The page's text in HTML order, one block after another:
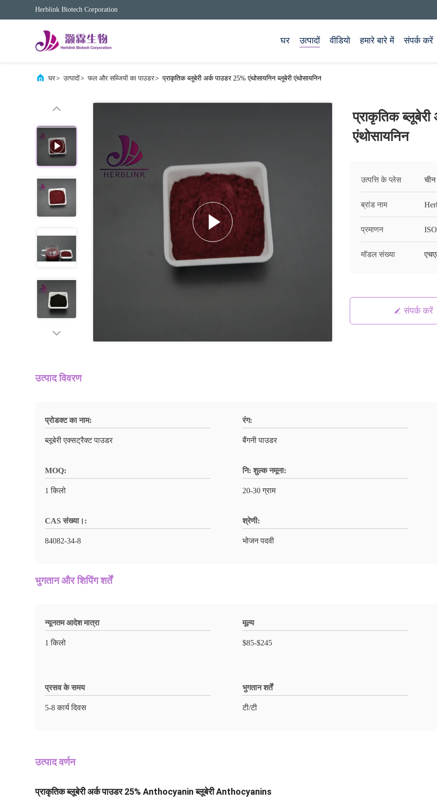
Herblink Biotech Corporation
घर उत्पादों वीडियो हमारे बारे में संपर्क करें
घर> उत्पादों> फल और सब्जियों का पाउडर> प्राकृतिक ब्लूबेरी अर्क पाउडर 25% एंथोसायनिन ब्लूबेरी एंथोसायनिन
प्राकृतिक ब्लूबेरी
एंथोसायनिन
उत्पत्ति के प्लेस चीन
ब्रांड नाम
प्रमाणन
मॉडल संख्या
संपर्क करें
उत्पाद विवरण
प्रोडक्ट का नाम:
ब्लूबेरी एक्सट्रैक्ट पाउडर
रंग:
बैंगनी पाउडर
MOQ:
1 किलो
नि: शुल्क नमूना:
20-30 ग्राम
CAS संख्या।:
84082-34-8
श्रेणी:
भोजन पदवी
भुगतान और शिपिंग शर्तें
न्यूनतम आदेश मात्रा
1 किलो
मूल्य
$85-$245
प्रसव के समय
5-8 कार्य दिवस
भुगतान शर्तें
टी/टी
उत्पाद वर्णन
प्राकृतिक ब्लूबेरी अर्क पाउडर 25% Anthocyanin ब्लूबेरी Anthocyanins